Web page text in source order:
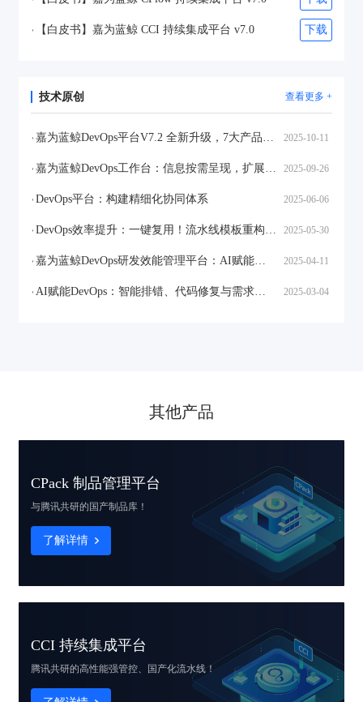
【白皮书】嘉为蓝鲸 CCI 持续集成平台 v7.0 下载
技术原创 查看更多 +
嘉为蓝鲸DevOps平台V7.2 全新升级，7大产品40+特性，携手AI开启企业研发转型新周期 2025-10-11
嘉为蓝鲸DevOps工作台：信息按需呈现，扩展随需适配，企业研发效率一键拉满！ 2025-09-26
DevOps平台：构建精细化协同体系 2025-06-06
DevOps效率提升：一键复用！流水线模板重构研发生产力 2025-05-30
嘉为蓝鲸DevOps研发效能管理平台：AI赋能研运，效能再进化 2025-04-11
AI赋能DevOps：智能排错、代码修复与需求生成，打造高效开发新范式！ 2025-03-04
其他产品
CPack 制品管理平台
与腾讯共研的国产制品库！
了解详情
CCI 持续集成平台
腾讯共研的高性能强管控、国产化流水线！